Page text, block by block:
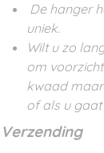
De hanger
uniek.
Wilt u zo
om
kwaad
of als u gaat
Verzending